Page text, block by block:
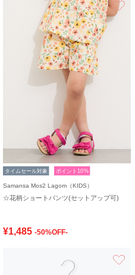
タイムセール対象 ポイント10%
Samansa Mos2 Lagom（KIDS）
☆花柄ショートパンツ(セットアップ可)
¥1,485 -50%OFF-